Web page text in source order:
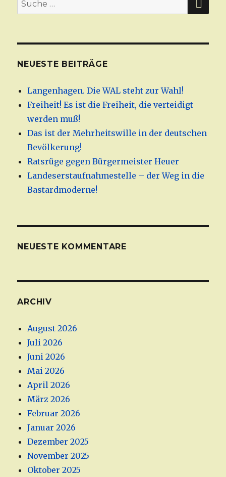
nach:
NEUESTE BEITRÄGE
Langenhagen. Die WAL steht zur Wahl!
Freiheit! Es ist die Freiheit, die verteidigt
werden muß!
Das ist der Mehrheitswille in der deutschen
Bevölkerung!
Ratsrüge gegen Bürgermeister Heuer
Landeserstaufnahmestelle – der Weg in die
Bastardmoderne!
NEUESTE KOMMENTARE
ARCHIV
August 2026
Juli 2026
Juni 2026
Mai 2026
April 2026
März 2026
Februar 2026
Januar 2026
Dezember 2025
November 2025
Oktober 2025